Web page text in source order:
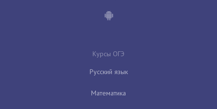
Курсы ОГЭ
Русский язык
Математика